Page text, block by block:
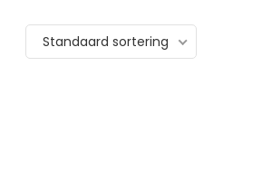
Standaard sortering